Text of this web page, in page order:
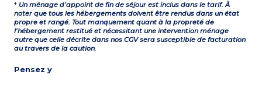
* Un ménage d’appoint de fin de séjour est inclus dans le tarif. À
noter que tous les hébergements doivent être rendus dans un état
propre et rangé. Tout manquement quant à la propreté de
l’hébergement restitué et nécessitant une intervention ménage
autre que celle décrite dans nos CGV sera susceptible de facturation
au travers de la caution.
Pensez y